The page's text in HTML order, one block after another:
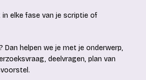
elke fase van je scriptie of
Dan helpen we je met je onderwerp,
deelvragen, plan van